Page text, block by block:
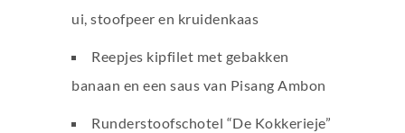
ui, stoofpeer en kruidenkaas
Reepjes kipfilet met gebakken
banaan en een saus van Pisang Ambon
Runderstoofschotel “De Kokkerieje”